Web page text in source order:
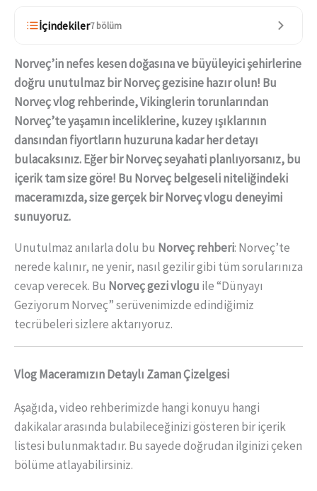
İçindekiler7 bölüm
Norveç’in nefes kesen doğasına ve büyüleyici şehirlerine
doğru unutulmaz bir Norveç gezisine hazır olun! Bu
Norveç vlog rehberinde, Vikinglerin torunlarından
Norveç’te yaşamın inceliklerine, kuzey ışıklarının
dansından fiyortların huzuruna kadar her detayı
bulacaksınız. Eğer bir Norveç seyahati planlıyorsanız, bu
içerik tam size göre! Bu Norveç belgeseli niteliğindeki
maceramızda, size gerçek bir Norveç vlogu deneyimi
sunuyoruz.
Unutulmaz anılarla dolu bu Norveç rehberi: Norveç’te
nerede kalınır, ne yenir, nasıl gezilir gibi tüm sorularınıza
cevap verecek. Bu Norveç gezi vlogu ile “Dünyayı
Geziyorum Norveç” serüvenimizde edindiğimiz
tecrübeleri sizlere aktarıyoruz.
Vlog Maceramızın Detaylı Zaman Çizelgesi
Aşağıda, video rehberimizde hangi konuyu hangi
dakikalar arasında bulabileceğinizi gösteren bir içerik
listesi bulunmaktadır. Bu sayede doğrudan ilginizi çeken
bölüme atlayabilirsiniz.